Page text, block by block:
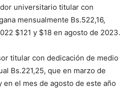
universitario titular con
mensualmente Bs.522,16,
$121 y $18 en agosto de 2023.
titular con dedicación de medio
Bs.221,25, que en marzo de
en el mes de agosto de este año